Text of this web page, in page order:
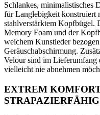
Schlankes, minimalistisches
für Langlebigkeit konstruiert
stahlverstärktem Kopfbügel.
Memory Foam und der
weichem Kunstleder
Geräuschabschirmung.
Velour sind im Lieferumfang
vielleicht nie abnehmen
EXTREM
STRAPAZIERFÄHIG